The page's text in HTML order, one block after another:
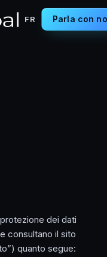
FR Parla con
dei dati
consultano il sito
quanto segue: